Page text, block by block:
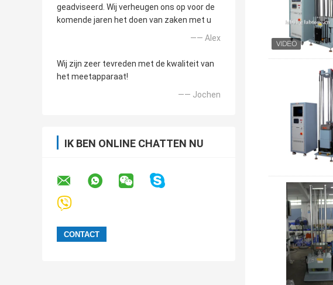
geadviseerd. Wij verheugen ons op voor de
komende jaren het doen van zaken met u
—— Alex
Wij zijn zeer tevreden met de kwaliteit van
het meetapparaat!
—— Jochen
IK BEN ONLINE CHATTEN NU